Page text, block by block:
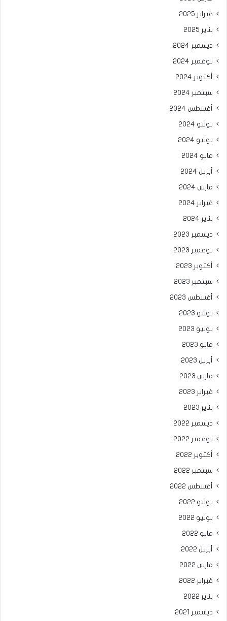
فبراير 2025
يناير 2025
ديسمبر 2024
نوفمبر 2024
أكتوبر 2024
سبتمبر 2024
أغسطس 2024
يوليو 2024
يونيو 2024
مايو 2024
أبريل 2024
مارس 2024
فبراير 2024
يناير 2024
ديسمبر 2023
نوفمبر 2023
أكتوبر 2023
سبتمبر 2023
أغسطس 2023
يوليو 2023
يونيو 2023
مايو 2023
أبريل 2023
مارس 2023
فبراير 2023
يناير 2023
ديسمبر 2022
نوفمبر 2022
أكتوبر 2022
سبتمبر 2022
أغسطس 2022
يوليو 2022
يونيو 2022
مايو 2022
أبريل 2022
مارس 2022
فبراير 2022
يناير 2022
ديسمبر 2021